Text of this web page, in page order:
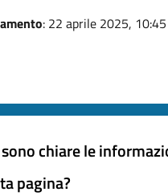
: 22 aprile 2025, 10:45
chiare le
pagina?